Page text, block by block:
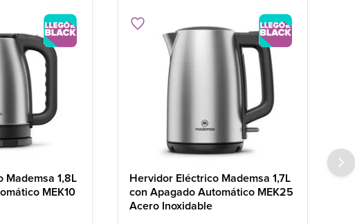
Mademsa 1,8L
MEK10
Hervidor Eléctrico Mademsa 1,7L
con Apagado Automático MEK25
Acero Inoxidable